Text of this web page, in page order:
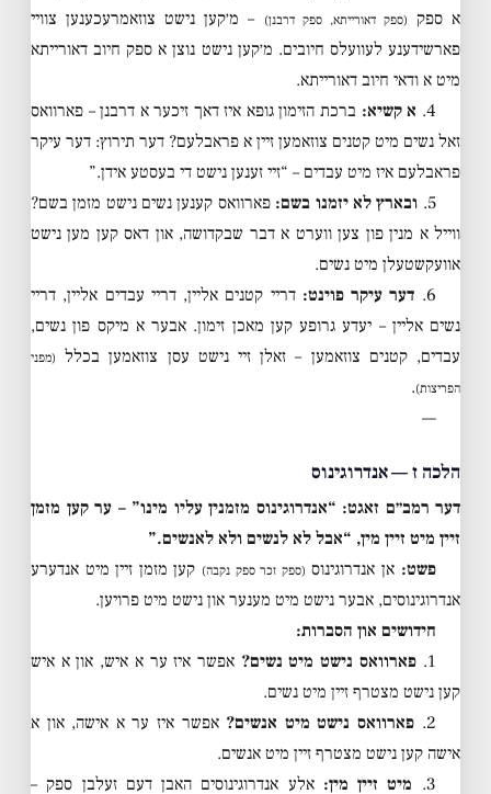
א ספק
(ספק דאורייתא, ספק דרבנן)
– מ׳קען נישט צוזאמרעכענען צוויי
פארשידענע לעוועלס חיובים. מ׳קען נישט נוצן א ספק חיוב דאורייתא
מיט א ודאי חיוב דאורייתא.
4. א קשיא: ברכת הזימון גופא איז דאך זיכער א דרבנן – פארוואס
זאל נשים מיט קטנים צוזאמען זיין א פראבלעם? דער תירוץ: דער עיקר
פראבלעם איז מיט עבדים – “זיי זענען נישט די בעסטע אידן.”
5. ובארץ לא יזמנו בשם: פארוואס קענען נשים נישט מזמן בשם?
ווייל א מנין פון צען ווערט א דבר שבקדושה, און דאס קען מען נישט
אוועקשטעלן מיט נשים.
6. דער עיקר פוינט: דריי קטנים אליין, דריי עבדים אליין, דריי
נשים אליין – יעדע גרופע קען מאכן זימון. אבער א מיקס פון נשים,
עבדים, קטנים צוזאמען – זאלן זיי נישט עסן צוזאמען בכלל (מפני
הפריצות).
—
הלכה ז — אנדרוגינוס
דער רמב״ם זאגט: “אנדרוגינוס מזמנין עליו מינו” – ער קען מזמן
זיין מיט זיין מין, “אבל לא לנשים ולא לאנשים.”
פשט: אן אנדרוגינוס (ספק זכר ספק נקבה) קען מזמן זיין מיט אנדערע
אנדרוגינוסים, אבער נישט מיט מענער און נישט מיט פרויען.
חידושים און הסברות:
1. פארוואס נישט מיט נשים? אפשר איז ער א איש, און א איש
קען נישט מצטרף זיין מיט נשים.
2. פארוואס נישט מיט אנשים? אפשר איז ער א אישה, און א
אישה קען נישט מצטרף זיין מיט אנשים.
3.
מיט זיין מין: אלע אנדרוגינוסים האבן דעם זעלבן ספק –